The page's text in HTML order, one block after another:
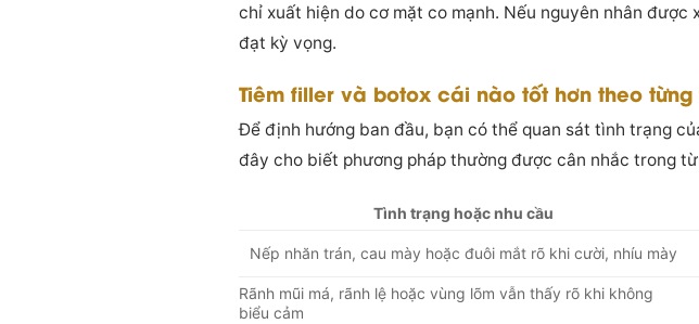
chỉ xuất hiện do cơ mặt co mạnh. Nếu nguyên nhân
đạt kỳ vọng.
Tiêm filler và botox cái nào tốt hơn theo từng
Để định hướng ban đầu, bạn có thể quan sát tình trạng
đây cho biết phương pháp thường được cân nhắc trong
Tình trạng hoặc nhu cầu
Nếp nhăn trán, cau mày hoặc đuôi mắt rõ khi cười, nhíu mày
Rãnh mũi má, rãnh lệ hoặc vùng lõm vẫn thấy rõ khi không
biểu cảm